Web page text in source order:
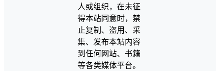
人或组织，在未征
得本站同意时，禁
止复制、盗用、采
集、发布本站内容
到任何网站、书籍
等各类媒体平台。